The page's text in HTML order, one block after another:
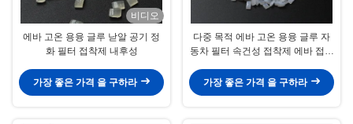
비디오
에바 고온 용융 글루 낟알 공기 정
화 필터 접착제 내후성
가장 좋은 가격 을 구하라
다중 목적 에바 고온 용융 글루 자
동차 필터 속건성 접착제 에바 접착
가장 좋은 가격 을 구하라